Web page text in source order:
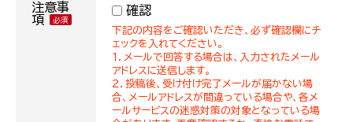
注意事
項
確認
下記の内容をご確認いただき、必ず確認欄にチ
ェックを入れてください。
１．メールで回答する場合は、入力されたメール
アドレスに送信します。
２．投稿後、受け付け完了メールが届かない場
合、メールアドレスが間違っている場合や、各メ
ールサービスの迷惑対策の対象となっている場